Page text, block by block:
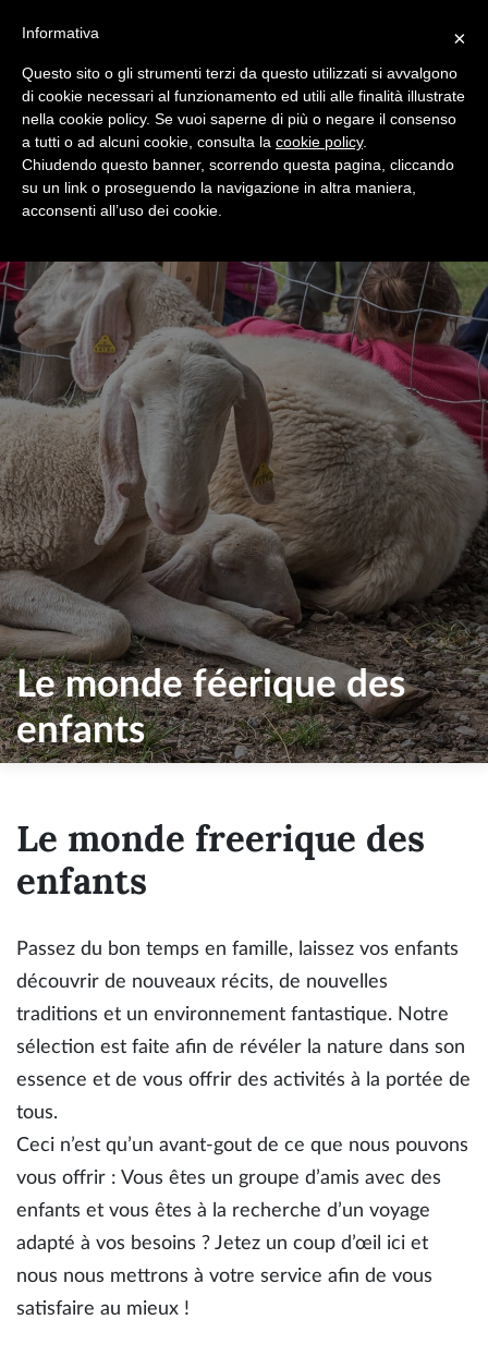
Le monde féerique des
enfants
Le monde freerique des
enfants
Passez du bon temps en famille, laissez vos enfants
découvrir de nouveaux récits, de nouvelles
traditions et un environnement fantastique. Notre
sélection est faite afin de révéler la nature dans son
essence et de vous offrir des activités à la portée de
tous.
Ceci n’est qu’un avant-gout de ce que nous pouvons
vous offrir : Vous êtes un groupe d’amis avec des
enfants et vous êtes à la recherche d’un voyage
adapté à vos besoins ? Jetez un coup d’œil ici et
nous nous mettrons à votre service afin de vous
satisfaire au mieux !
×
Informativa
Questo sito o gli strumenti terzi da questo utilizzati si avvalgono
di cookie necessari al funzionamento ed utili alle finalità illustrate
nella cookie policy. Se vuoi saperne di più o negare il consenso
a tutti o ad alcuni cookie, consulta la cookie policy.
Chiudendo questo banner, scorrendo questa pagina, cliccando
su un link o proseguendo la navigazione in altra maniera,
acconsenti all’uso dei cookie.